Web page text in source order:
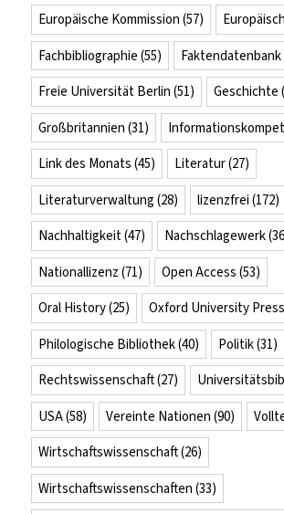
Europäische Kommission (57)
Fachbibliographie (55) Faktendatenbank
Freie Universität Berlin (51) Geschichte
Großbritannien (31)
Link des Monats (45) Literatur(27)
Literaturverwaltung (28) lizenzfrei (172)
Nachhaltigkeit(47) Nachschlagewerk
Nationallizenz (71) Open Access (53)
Oral History(25) Oxford University Press
Philologische Bibliothek(40) Politik(31)
Rechtswissenschaft(27)
USA(58) Vereinte Nationen (90)
Wirtschaftswissenschaft(26)
Wirtschaftswissenschaften (33)